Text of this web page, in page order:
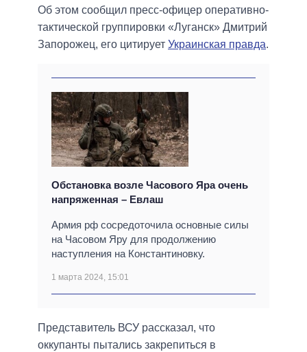
Об этом сообщил пресс-офицер оперативно-
тактической группировки «Луганск» Дмитрий
Запорожец, его цитирует Украинская правда.
Обстановка возле Часового Яра очень
напряженная – Евлаш
Армия рф сосредоточила основные силы
на Часовом Яру для продолжению
наступления на Константиновку.
1 марта 2024, 15:01
Представитель ВСУ рассказал, что
оккупанты пытались закрепиться в